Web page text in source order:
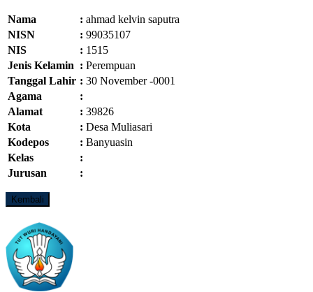
Nama : ahmad kelvin saputra
NISN
: 99035107
NIS
: 1515
Jenis Kelamin : Perempuan
Tanggal Lahir : 30 November -0001
Agama
:
Alamat
: 39826
Kota
: Desa Muliasari
Kodepos
: Banyuasin
Kelas
:
Jurusan
: